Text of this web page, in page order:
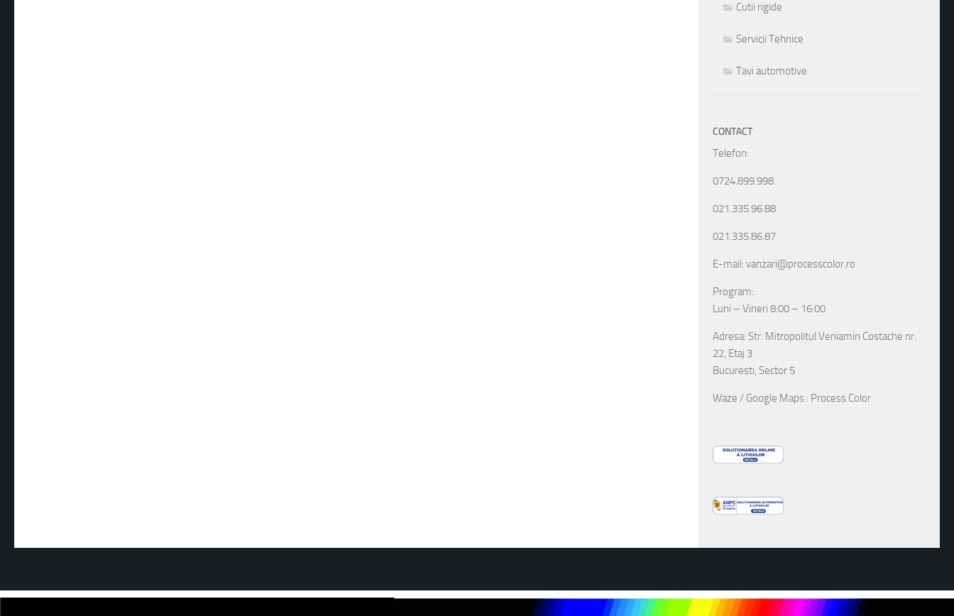
Cutii rigide
Servicii Tehnice
Tavi automotive
CONTACT
Telefon:
0724.899.998
021.335.96.88
021.335.86.87
E-mail: vanzari@processcolor.ro
Program:
Luni – Vineri 8:00 – 16:00
Adresa: Str. Mitropolitul Veniamin Costache nr.
22, Etaj 3
Bucuresti, Sector 5
Waze / Google Maps : Process Color